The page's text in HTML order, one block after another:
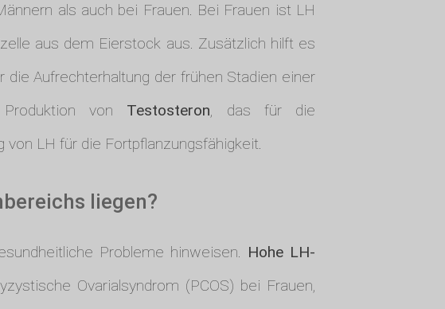
als auch bei Frauen. Bei Frauen ist LH
aus dem Eierstock aus. Zusätzlich hilft es
Aufrechterhaltung der frühen Stadien einer
von Testosteron, das für die
LH für die Fortpflanzungsfähigkeit.
liegen?
Probleme hinweisen. Hohe LH-
Ovarialsyndrom (PCOS) bei Frauen,